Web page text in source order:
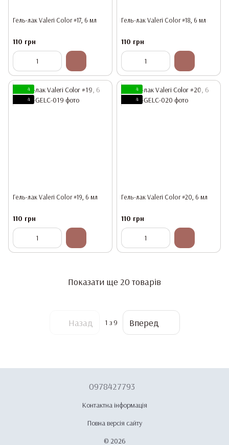
Гель-лак Valeri Color #17, 6 мл
110 грн
Гель-лак Valeri Color #18, 6 мл
110 грн
4
4
Гель-лак Valeri Color #19, 6 мл
110 грн
4
4
Гель-лак Valeri Color #20, 6 мл
110 грн
Показати ще 20 товарів
Назад 1 з 9 Вперед
0978427793
Контактна інформація
Повна версія сайту
© 2026